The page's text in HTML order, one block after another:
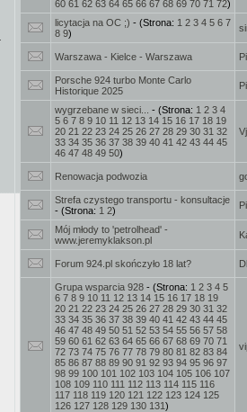
60 61 62 63 64 65 66 67 68 69 70 71 72)
licytacja na OC ;) - (Strona: 1 2 3 4 5 6 7
8 9)
Warszawa - Kielce - Warszawa
Porsche 924 turbo Monte Carlo
Historique 2025
wygrzebane w sieci... - (Strona: 1 2 3 4
5 6 7 8 9 10 11 12 13 14 15 16 17 18 19
20 21 22 23 24 25 26 27 28 29 30 31 32
33 34 35 36 37 38 39 40 41 42 43 44 45
46 47 48 49 50)
Renowacja podwozia
Strefa czystego transportu - konsultacje
- (Strona: 1 2)
Mój młody to 'petrolhead' -
www.jeremyklakson.pl
Forum 924.pl skończyło 18 lat?
Grupa wsparcia 928 - (Strona: 1 2 3 4 5
6 7 8 9 10 11 12 13 14 15 16 17 18 19
20 21 22 23 24 25 26 27 28 29 30 31 32
33 34 35 36 37 38 39 40 41 42 43 44 45
46 47 48 49 50 51 52 53 54 55 56 57 58
59 60 61 62 63 64 65 66 67 68 69 70 71
72 73 74 75 76 77 78 79 80 81 82 83 84
85 86 87 88 89 90 91 92 93 94 95 96 97
98 99 100 101 102 103 104 105 106 107
108 109 110 111 112 113 114 115 116
117 118 119 120 121 122 123 124 125
126 127 128 129 130 131)